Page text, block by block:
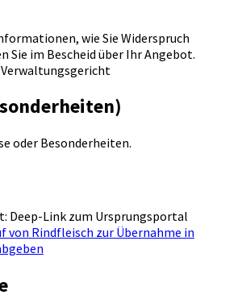
wie Sie Widerspruch
Sie im Bescheid über Ihr Angebot.
oder Besonderheiten.
Deep-Link zum Ursprungsportal
von Rindfleisch zur Übernahme in